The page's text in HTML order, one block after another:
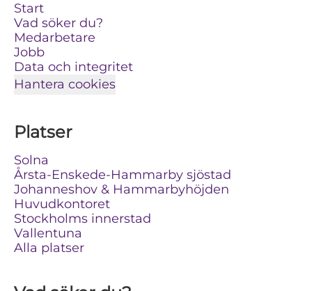
Start
Vad söker du?
Medarbetare
Jobb
Data och integritet
Hantera cookies
Platser
Solna
Årsta-Enskede-Hammarby sjöstad
Johanneshov & Hammarbyhöjden
Huvudkontoret
Stockholms innerstad
Vallentuna
Alla platser